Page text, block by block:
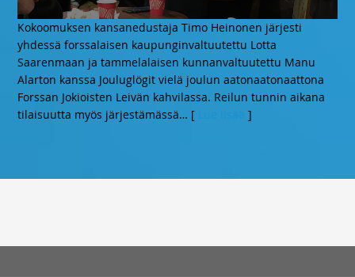
Kokoomuksen kansanedustaja Timo Heinonen järjesti
yhdessä forssalaisen kaupunginvaltuutettu Lotta
Saarenmaan ja tammelalaisen kunnanvaltuutettu Manu
Alarton kanssa Jouluglögit vielä joulun aatonaatonaattona
Forssan Jokioisten Leivän kahvilassa. Reilun tunnin aikana
tilaisuutta myös järjestämässä… [ ]